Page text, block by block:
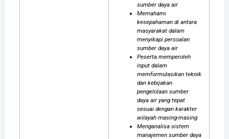
sumber daya air
Memahami
kesepahaman di antara
masyarakat dalam
menyikapi persoalan
sumber daya air
Peserta memperoleh
input dalam
memformulasikan teknik
dan kebijakan
pengelolaan sumber
daya air yang tepat
sesuai dengan karakter
wilayah masing-masing
Menganalisa sistem
manajemen sumber daya